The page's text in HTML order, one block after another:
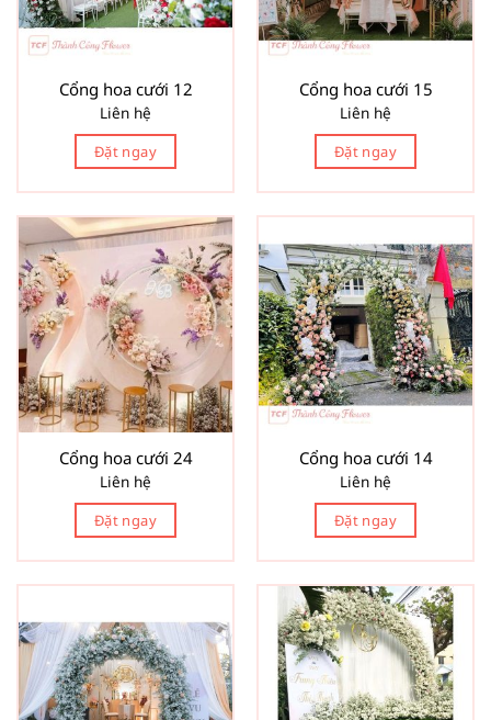
Cổng hoa cưới 12
Liên hệ
Đặt ngay
Cổng hoa cưới 15
Liên hệ
Đặt ngay
Cổng hoa cưới 24
Liên hệ
Đặt ngay
Cổng hoa cưới 14
Liên hệ
Đặt ngay